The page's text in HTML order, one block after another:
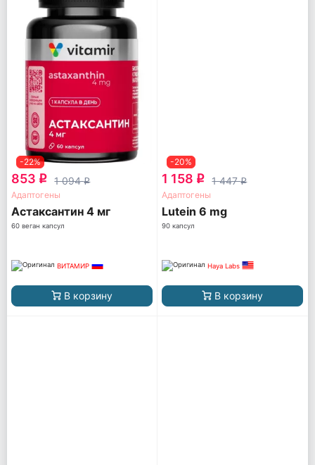
-22%
853 q 1 094q
Адаптогены
Астаксантин 4 мг
60 веган капсул
ВИТАМИР
В корзину
-20%
1 158 q 1 447q
Адаптогены
Lutein 6 mg
90 капсул
Haya Labs
В корзину